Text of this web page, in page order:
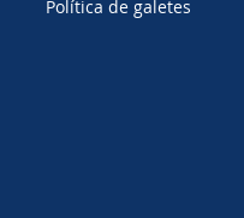
Política de galetes